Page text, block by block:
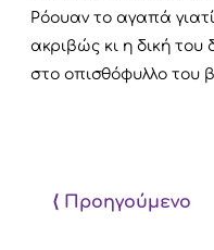
Ρόουαν το αγαπά
ακριβώς κι η δική
στο οπισθόφυλλο του
⟨ Προηγούμενο